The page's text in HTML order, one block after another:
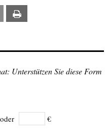
Email
Unterstützen Sie diese Form
oder €